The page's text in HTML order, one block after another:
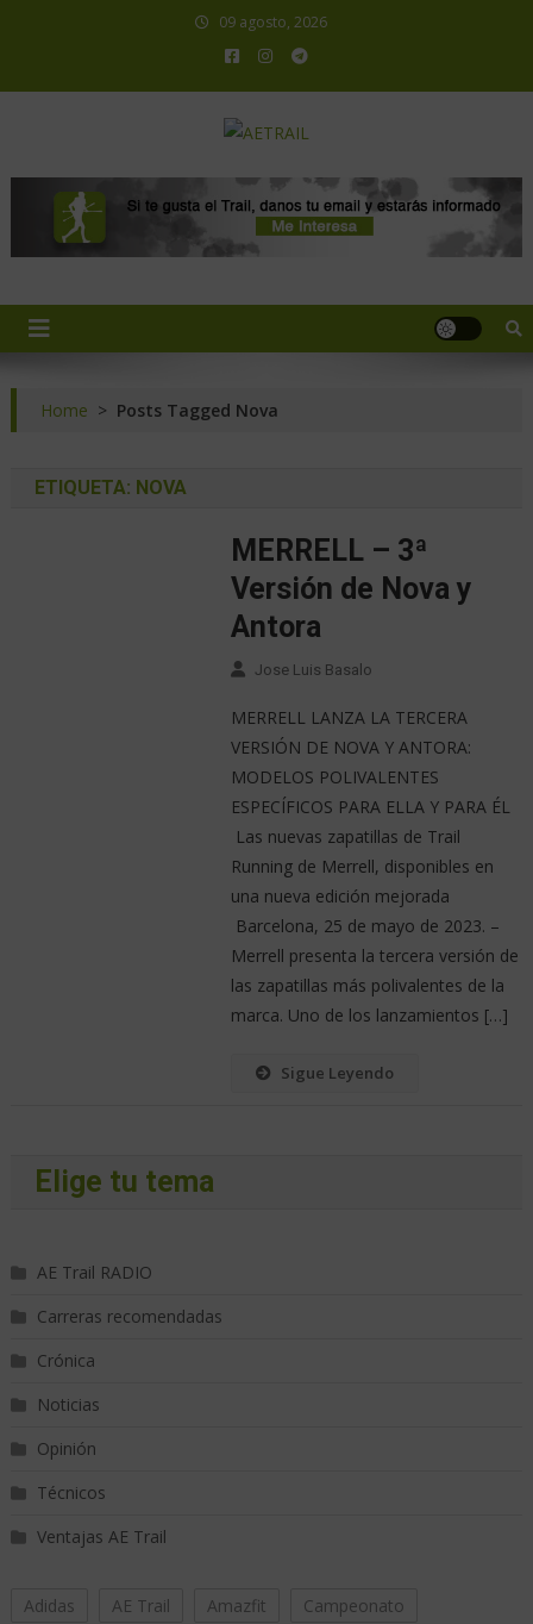
09 agosto, 2026
Home > Posts Tagged Nova
ETIQUETA: NOVA
MERRELL – 3ª
Versión de Nova y
Antora
Jose Luis Basalo
MERRELL LANZA LA TERCERA
VERSIÓN DE NOVA Y ANTORA:
MODELOS POLIVALENTES
ESPECÍFICOS PARA ELLA Y PARA ÉL
Las nuevas zapatillas de Trail
Running de Merrell, disponibles en
una nueva edición mejorada
Barcelona, 25 de mayo de 2023. –
Merrell presenta la tercera versión de
las zapatillas más polivalentes de la
marca. Uno de los lanzamientos […]
Sigue Leyendo
Elige tu tema
AE Trail RADIO
Carreras recomendadas
Crónica
Noticias
Opinión
Técnicos
Ventajas AE Trail
Adidas AE Trail Amazfit Campeonato